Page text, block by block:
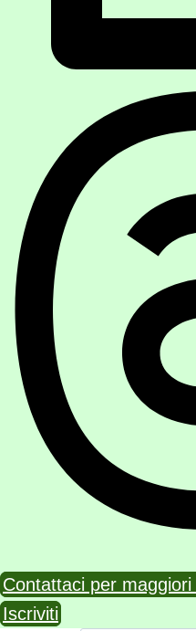
Contattaci per
Iscriviti